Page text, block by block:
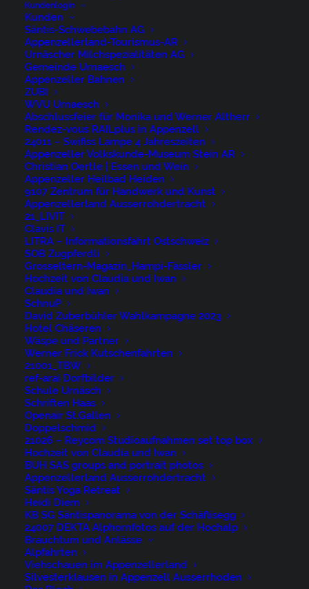
Kundenlogin
Kunden
Säntis-Schwebebahn AG
Appenzellerland-Tourismus-AR
Urnäscher Milchspezialitäten AG
Gemeinde Urnaesch
Appenzeller Bahnen
ZUBI
WVU Urnaesch
Abschlussfeier für Monika und Werner Altherr
Rendez-vous RAILplus in Appenzell
24011 – Swifiss Lampe 4 Jahreszeiten
Appenzeller Volkskunde-Museum Stein AR
Christian Oertle | Essen und Wein
Appenzeller Heilbad Heiden
9107 Zentrum für Handwerk und Kunst
Appenzellerland Ausserrohdertracht
21_LIVIT
Clavis IT
LITRA – Informationsfahrt Ostschweiz
SOB Zugpferdli
Grosseltern-Magazin_Hampi-Fässler
Hochzeit von Claudia und Iwan
Claudia und Iwan
SchnuP
David Zuberbühler Wahlkampagne 2023
Hotel Chäseren
Wäspe und Partner
Werner Frick Kutschenfahrten
21001_TBW
ref-arai Dorfbilder
Schule Urnäsch
Schriften Haas
Openair St.Gallen
Doppelschmid
21026 – Reycom Studioaufnahmen set top box
Hochzeit von Claudia und Iwan
BUH SAS groups and portrait photos
Appenzellerland Ausserrohdertracht
Säntis Yoga Retreat
Heidi Diem
KB SG Säntispanorama von der Schäflisegg
24007 DEKTA Alphornfotos auf der Hochalp
Brauchtum und Anlässe
Alpfahrten
Viehschauen im Appenzellerland
Silvesterklausen in Appenzell Ausserrhoden
by niederer@artwiese.ch
Appenzellerland Urnäsch
Appenzell, Clouds, Rainbow, Regenbogen,
Schweiz, Sommer, Suisse, Switzerland,
Säntis, Wetter, Wolken, summer
by niederer@artwiese.ch
René Niederer Fotografie
Nürigstrasse 4
CH 9107 Urnäsch
Switzerland
Phone: +41 79 262 46 52
niederer@artwiese.ch
© 2026 ARTWIESE. All rights reserved